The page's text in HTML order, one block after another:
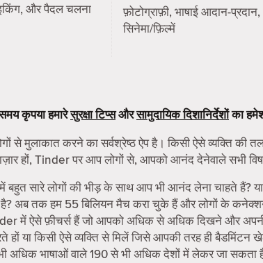
और पैदल चलना
फ़ोटोग्राफ़ी, भाषाई आदान-प्रदान,
सिनेमा/फ़िल्में
कृपया हमारेसुरक्षा टिप्सऔरसामुदायिक दिशानिर्देशोंका
से मुलाकात करने का सर्वश्रेष्ठ ऐप है। किसी ऐसे व्यक्ति की
हों, Tinder पर आप लोगों से, आपको आनंद देनेवाले सभी
बहुत सारे लोगों की भीड़ के साथ आप भी आनंद लेना चाहते हैं?
अब तक हम 55 बिलियन मैच करा चुके हैं और लोगों के
में ऐसे फ़ीचर्स हैं जो आपको अधिक से अधिक दिखने और
हों या किसी ऐसे व्यक्ति से मिलें जिसे आपकी तरह ही बैडमिंटन
अधिक भाषाओं वाले 190 से भी अधिक देशों में लेकर जा